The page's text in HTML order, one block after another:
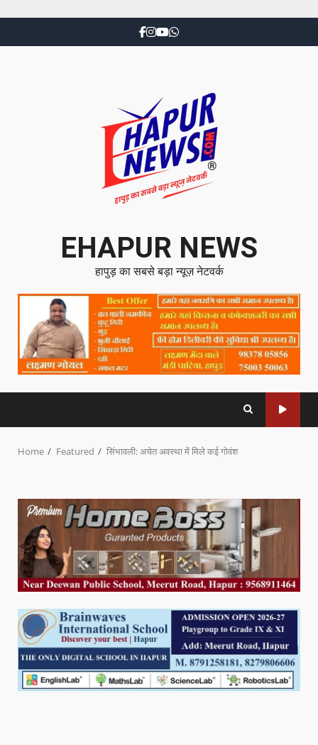
EHAPUR NEWS
हापुड़ का सबसे बड़ा न्यूज़ नेटवर्क
Home Featured सिंभावली: अचेत अवस्था में मिले कई गोवंश